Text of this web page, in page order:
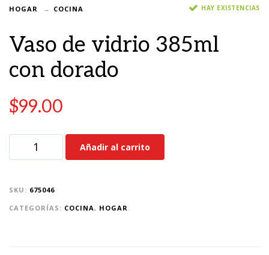
HOGAR COCINA HAY EXISTENCIAS
Vaso de vidrio 385ml
con dorado
$99.00
Añadir al carrito
SKU: 675046
CATEGORÍAS: COCINA, HOGAR